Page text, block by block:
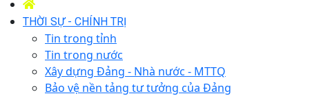
THỜI SỰ - CHÍNH TRỊ
Tin trong tỉnh
Tin trong nước
Xây dựng Đảng - Nhà nước - MTTQ
Bảo vệ nền tảng tư tưởng của Đảng